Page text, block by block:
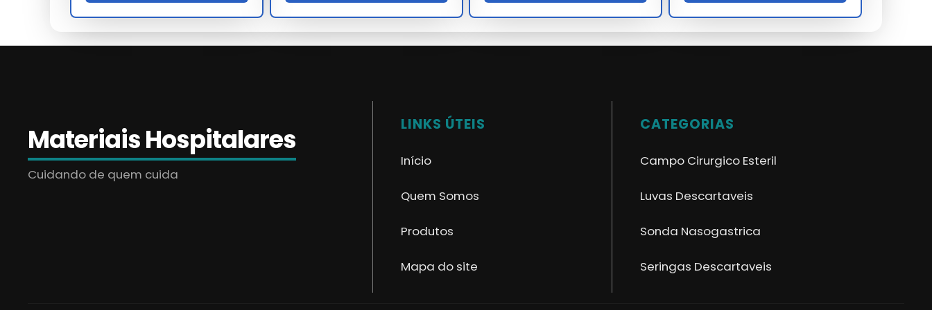
para sua aplicação.
Perguntas Frequentes
Sim, todos os nossos modelos de onde comprar sonda nasoenteral contam com garantia de fábrica e suporte
Qual o diferencial de onde comprar sonda nasoenteral em nossa empresa?
Nossas soluções passam por rigorosos controles, garantindo performance superior às alternativas comuns.
Materiais Hospitalares
Cuidando de quem cuida
LINKS ÚTEIS
Início
Quem Somos
Produtos
Mapa do site
CATEGORIAS
Campo Cirurgico Esteril
Luvas Descartaveis
Sonda Nasogastrica
Seringas Descartaveis